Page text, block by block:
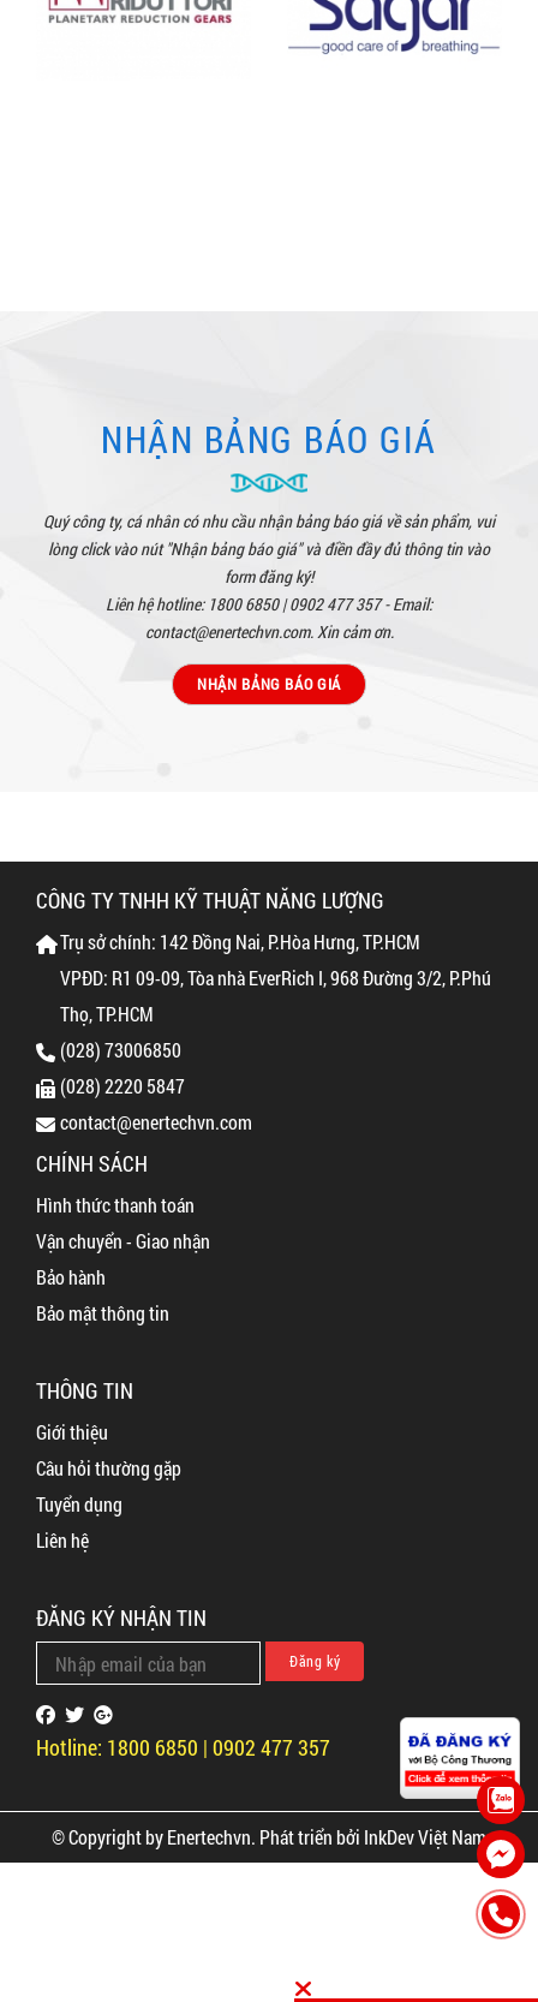
NHẬN BẢNG BÁO GIÁ
Quý công ty, cá nhân có nhu cầu nhận bảng báo giá về sản phẩm, vui
lòng click vào nút "Nhận bảng báo giá" và điền đầy đủ thông tin vào
form đăng ký!
Liên hệ hotline: 1800 6850 | 0902 477 357 - Email:
contact@enertechvn.com. Xin cảm ơn.
NHẬN BẢNG BÁO GIÁ
CÔNG TY TNHH KỸ THUẬT NĂNG LƯỢNG
Trụ sở chính: 142 Đồng Nai, P.Hòa Hưng, TP.HCM
VPĐD: R1 09-09, Tòa nhà EverRich I, 968 Đường 3/2, P.Phú
Thọ, TP.HCM
(028) 73006850
(028) 2220 5847
contact@enertechvn.com
CHÍNH SÁCH
Hình thức thanh toán
Vận chuyển - Giao nhận
Bảo hành
Bảo mật thông tin
THÔNG TIN
Giới thiệu
Câu hỏi thường gặp
Tuyển dụng
Liên hệ
ĐĂNG KÝ NHẬN TIN
Hotline: 1800 6850 | 0902 477 357
© Copyright by Enertechvn. Phát triển bởi InkDev Việt Nam